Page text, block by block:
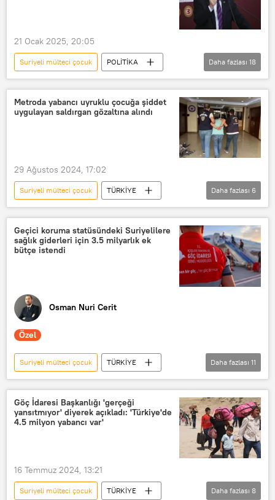
Mülteci krizi
mülteci sorunu
21 Ocak 2025, 20:05
Suriyeli mülteci çocuk
POLİTİKA
Ümit Özdağ
Zafer Partisi
Hakaret
Cumhurbaşkanına hakaret
Suriye
Suriye hükümeti
Suriyeli sığınmacılar
Suriyeli göçmenler
Suriyeli sığınmacı çocuklar
Suriyeli çocuklar
Suriyeli muhalifler
Suriyeli Kürt
Suriyeli kadınlar
Daha fazlası 18
Metroda yabancı uyruklu çocuğa şiddet
uygulayan saldırgan gözaltına alındı
29 Ağustos 2024, 17:02
Suriyeli mülteci çocuk
TÜRKİYE
Ali Yerlikaya
Suriyeli
Suriyeli mülteciler
Suriyeli sığınmacılar
Daha fazlası 6
Geçici koruma statüsündeki Suriyelilere
sağlık giderleri için 3.5 milyarlık ek
bütçe istendi
Osman Nuri Cerit
Özel
Suriyeli mülteci çocuk
TÜRKİYE
Göç
Kaçak göç
düzensiz göç
yasadışı göç
Göç İdaresi
göç yolu
Suriyeli mülteciler
Suriyeli sığınmacılar
Daha fazlası 11
Göç İdaresi Başkanlığı 'gerçeği
yansıtmıyor' diyerek açıkladı: 'Türkiye'de
4.5 milyon yabancı var'
16 Temmuz 2024, 13:21
Suriyeli mülteci çocuk
TÜRKİYE
Daha fazlası 8